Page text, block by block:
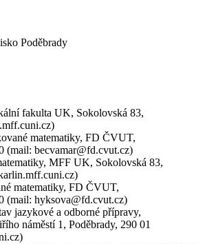
Poděbrady
fakulta UK, Sokolovská 83,
)
matematiky, FD ČVUT,
(mail: becvamar@fd.cvut.cz)
MFF UK, Sokolovská 83,
matematiky, FD ČVUT,
(mail: hyksova@fd.cvut.cz)
jazykové a odborné přípravy,
náměstí 1, Poděbrady, 290 01